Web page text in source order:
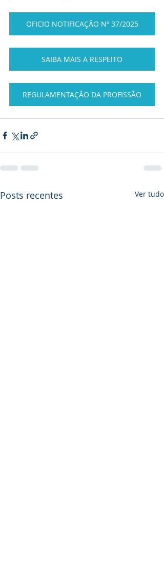
OFICIO NOTIFICAÇÃO Nº 37/2025
SAIBA MAIS A RESPEITO
REGULAMENTAÇÃO DA PROFISSÃO
Posts recentes Ver tudo